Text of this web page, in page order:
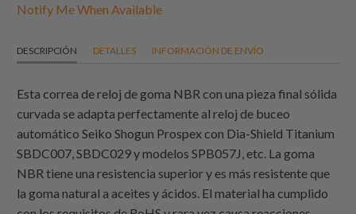
Notify Me When Available
DESCRIPCIÓN DETALLES INFORMACIÓN DE ENVÍO
Esta correa de reloj de goma NBR con una pieza final sólida
curvada se adapta perfectamente al reloj de buceo
automático Seiko Shogun Prospex con Dia-Shield Titanium
SBDC007, SBDC029 y modelos SPB057J, etc. La goma
NBR tiene una resistencia superior y es más resistente que
la goma natural a aceites y ácidos. El material ha cumplido